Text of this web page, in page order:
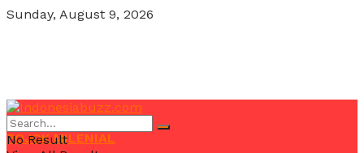
Sunday, August 9, 2026
POJOK MILENIAL
No Result